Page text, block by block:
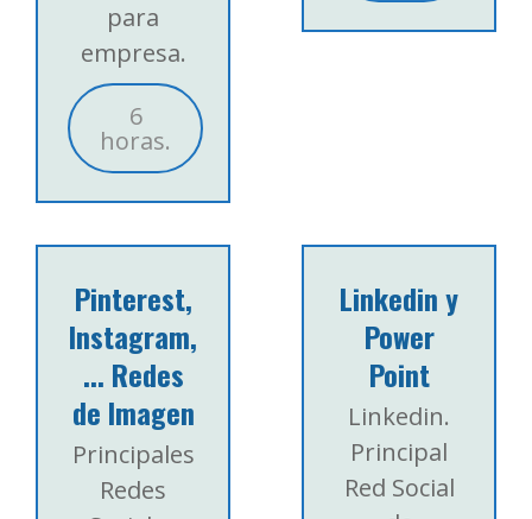
para
empresa.
6
horas.
Pinterest,
Instagram,
... Redes
de Imagen
Principales
Redes
Linkedin y
Power
Point
Linkedin.
Principal
Red Social